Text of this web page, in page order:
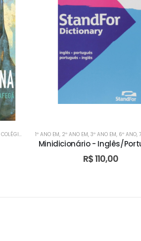
COLÉGIO ADVENTISTA DE ÁGUAS CLARAS ,COLÉGIO
1º ANO EM, 2º ANO EM, 3º ANO EM, 6º ANO,
Minidicionário - Inglês/
R$110,00